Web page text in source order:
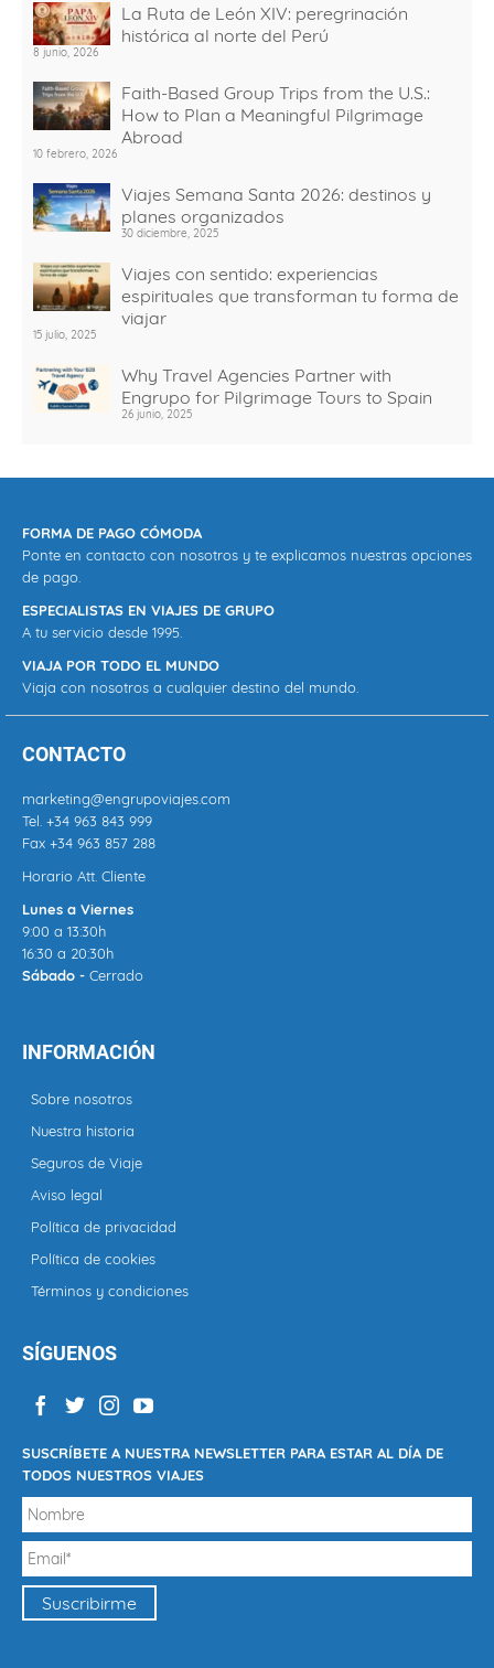
La Ruta de León XIV: peregrinación
histórica al norte del Perú
8 junio, 2026
Faith-Based Group Trips from the U.S.:
How to Plan a Meaningful Pilgrimage
Abroad
10 febrero, 2026
Viajes Semana Santa 2026: destinos y
planes organizados
30 diciembre, 2025
Viajes con sentido: experiencias
espirituales que transforman tu forma de
viajar
15 julio, 2025
Why Travel Agencies Partner with
Engrupo for Pilgrimage Tours to Spain
26 junio, 2025
FORMA DE PAGO CÓMODA
Ponte en contacto con nosotros y te explicamos nuestras opciones
de pago.
ESPECIALISTAS EN VIAJES DE GRUPO
A tu servicio desde 1995.
VIAJA POR TODO EL MUNDO
Viaja con nosotros a cualquier destino del mundo.
CONTACTO
marketing@engrupoviajes.com
Tel. +34 963 843 999
Fax +34 963 857 288
Horario Att. Cliente
Lunes a Viernes
9:00 a 13:30h
16:30 a 20:30h
Sábado - Cerrado
INFORMACIÓN
Sobre nosotros
Nuestra historia
Seguros de Viaje
Aviso legal
Política de privacidad
Política de cookies
Términos y condiciones
SÍGUENOS
SUSCRÍBETE A NUESTRA NEWSLETTER PARA ESTAR AL DÍA DE
TODOS NUESTROS VIAJES